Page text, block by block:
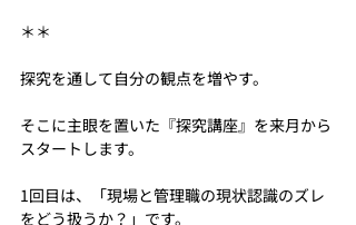
＊＊
探究を通して自分の観点を増やす。
そこに主眼を置いた『探究講座』を来月から
スタートします。
1回目は、「現場と管理職の現状認識のズレ
をどう扱うか？」です。